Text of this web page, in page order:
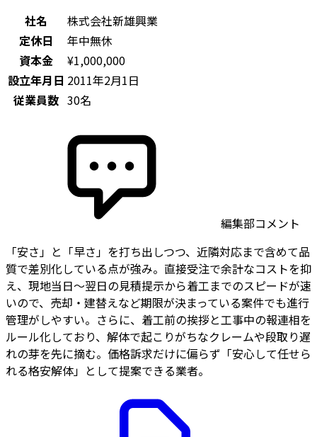
社名
株式会社新雄興業
定休日
年中無休
資本金
¥1,000,000
設立年月日 2011年2月1日
従業員数 30名
編集部コメント
「安さ」と「早さ」を打ち出しつつ、近隣対応まで含めて品
質で差別化している点が強み。直接受注で余計なコストを抑
え、現地当日〜翌日の見積提示から着工までのスピードが速
いので、売却・建替えなど期限が決まっている案件でも進行
管理がしやすい。さらに、着工前の挨拶と工事中の報連相を
ルール化しており、解体で起こりがちなクレームや段取り遅
れの芽を先に摘む。価格訴求だけに偏らず「安心して任せら
れる格安解体」として提案できる業者。